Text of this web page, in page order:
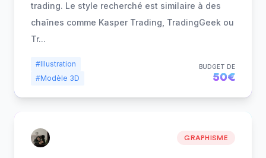
trading. Le style recherché est similaire à des
chaînes comme Kasper Trading, TradingGeek ou
Tr...
#Illustration
#Modèle 3D
BUDGET DE
50€
GRAPHISME